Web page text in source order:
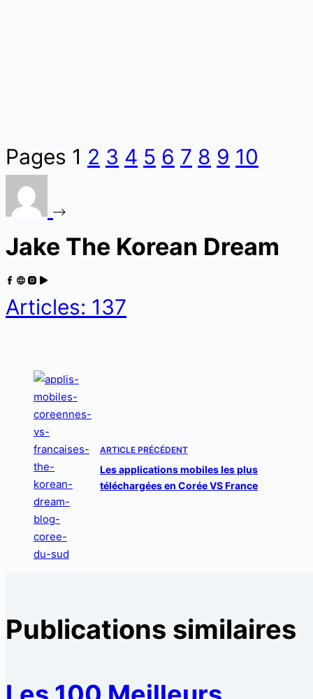
Pages 1 2 3 4 5 6 7 8 9 10
Jake The Korean Dream
Articles: 137
ARTICLE PRÉCÉDENT
Les applications mobiles les plus
téléchargées en Corée VS France
Publications similaires